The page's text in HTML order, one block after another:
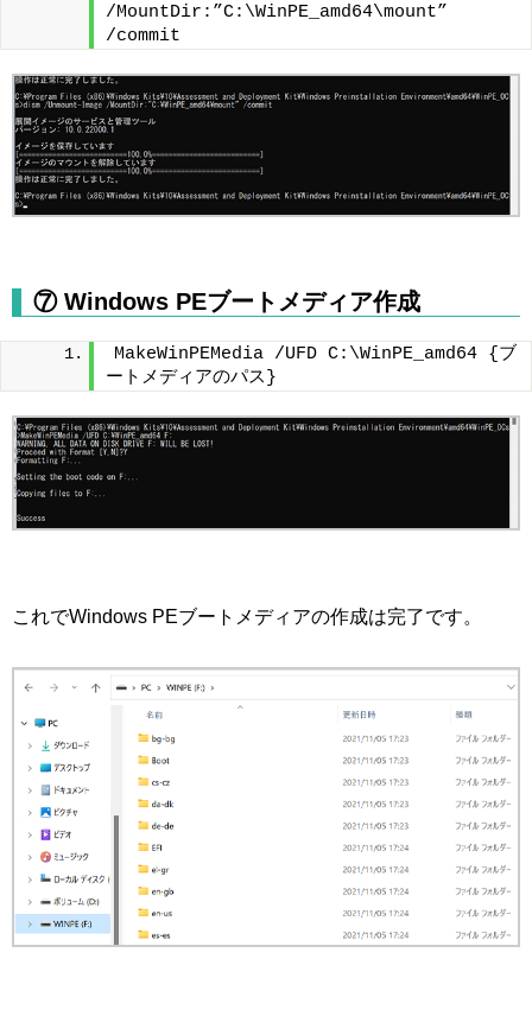
/MountDir:”C:\WinPE_amd64\mount”
/commit
⑦ Windows PEブートメディア作成
MakeWinPEMedia /UFD C:\WinPE_amd64 {ブ
ートメディアのパス}
これでWindows PEブートメディアの作成は完了です。